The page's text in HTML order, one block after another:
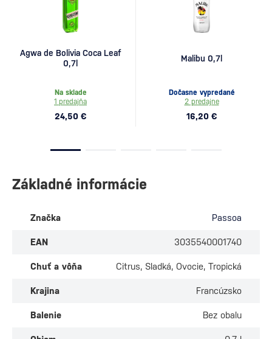
Agwa de Bolivia Coca Leaf
0,7l
Na sklade
1 predajňa
24,50 €
Malibu 0,7l
Dočasne vypredané
2 predajne
16,20 €
Základné informácie
Značka Passoa
EAN 3035540001740
Chuť a vôňa Citrus, Sladká, Ovocie, Tropická
Krajina Francúzsko
Balenie Bez obalu